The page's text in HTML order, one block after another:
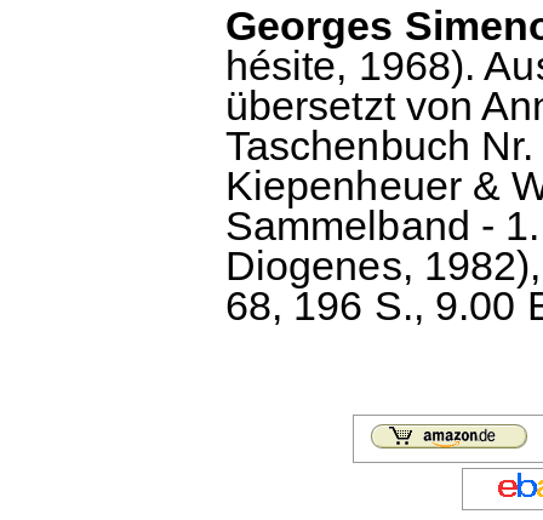
Georges
hésite, 1968).
übersetzt von
Taschenbuch
Kiepenheuer &
Sammelband -
Diogenes,
68, 196 S., 9.00